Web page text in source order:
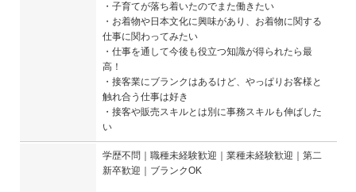
・子育てが落ち着いたのでまた働きたい
・お着物や日本文化に興味があり、お着物に関する
仕事に関わってみたい
・仕事を通して今後も役立つ知識が得られたら最
高！
・接客業にブランクはあるけど、やっぱりお客様と
触れ合う仕事は好き
・接客や販売スキルとは別に事務スキルも伸ばした
い
学歴不問｜職種未経験歓迎｜業種未経験歓迎｜第二
新卒歓迎｜ブランクOK